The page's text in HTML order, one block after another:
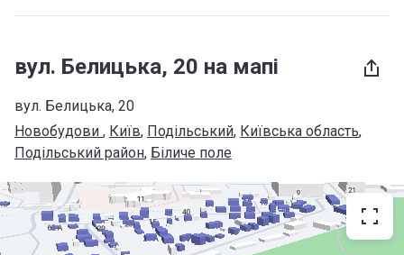
вул. Белицька, 20 на мапі
вул. Белицька, 20
Новобудови , Київ, Подільський, Київська область,
Подільський район, Біличе поле